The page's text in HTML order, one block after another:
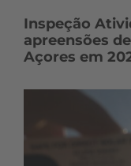
Inspeção
apreensões
Açores em